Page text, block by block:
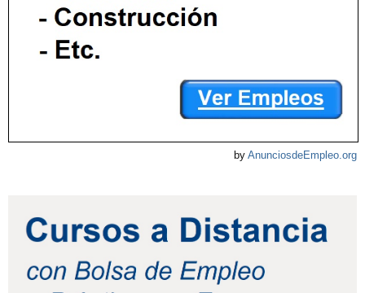
by AnunciosdeEmpleo.org